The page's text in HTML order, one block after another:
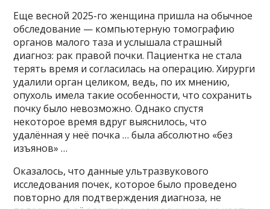
Еще весной 2025-го женщина пришла на обычное
обследование — компьютерную томографию
органов малого таза и услышала страшный
диагноз: рак правой почки. Пациентка не стала
терять время и согласилась на операцию. Хирурги
удалили орган целиком, ведь, по их мнению,
опухоль имела такие особенности, что сохранить
почку было невозможно. Однако спустя
некоторое время вдруг выяснилось, что
удалённая у неё почка … была абсолютно «без
изъянов» …
Оказалось, что данные ультразвукового
исследования почек, которое было проведено
повторно для подтверждения диагноза, не